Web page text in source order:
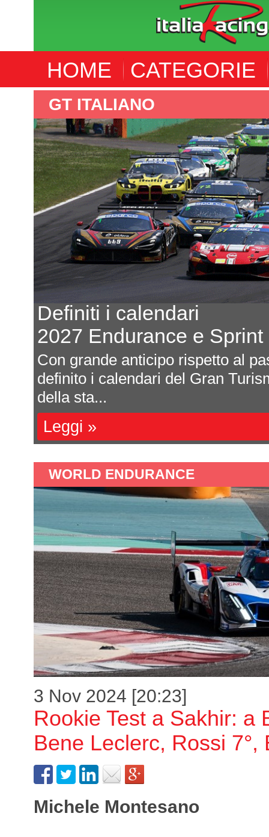
HOME CATEGORIE
RALLY
Cosmobilis e Park
nuovi promoter del WRC
Michele Montesano A margine
FIA ha ufficializzato il passaggio
GmbH sotto il cont...
Leggi »
WORLD ENDURANCE
3 Nov 2024 [20:23]
Rookie Test a Sakhir: a
Bene Leclerc, Rossi 7°,
Michele Montesano